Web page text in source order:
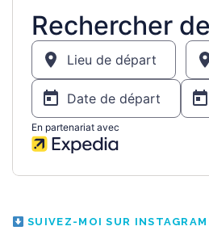
SUIVEZ-MOI SUR INSTAGRAM